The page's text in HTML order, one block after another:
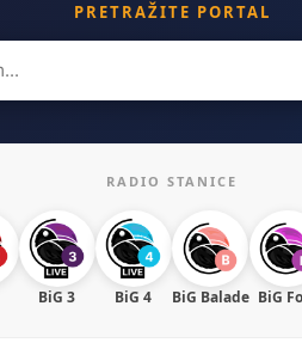
PRETRAŽITE PORTAL
RADIO STANICE
BiG 3 BiG 4 BiG Balade BiG